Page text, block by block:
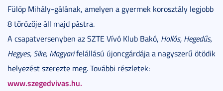
Fülöp Mihály-gálának, amelyen a gyermek korosztály legjobb
8 tőrözője áll majd pástra.
A csapatversenyben az SZTE Vívó Klub Bakó, Hollós, Hegedűs,
Hegyes, Sike, Magyarifelállású újoncgárdája a nagyszerű ötödik
helyezést szerezte meg. További részletek:
www.szegedvivas.hu.